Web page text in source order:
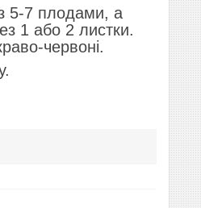
5-7 плодами, а
1 або 2 листки.
червоні.